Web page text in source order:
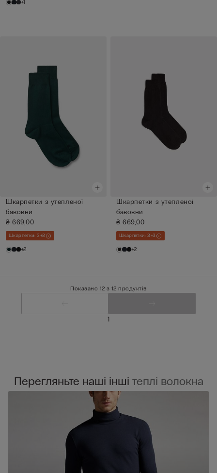
+1
Шкарпетки з утепленої
бавовни
₴ 669,00
Шкарпетки: 3+3
+2
Шкарпетки з утепленої
бавовни
₴ 669,00
Шкарпетки: 3+3
+2
Показано 12 з 12 продуктів
1
Перегляньте наші інші теплі волокна